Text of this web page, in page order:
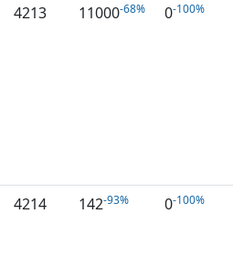
4213 11000-68% 0-100%
4214 142-93% 0-100%